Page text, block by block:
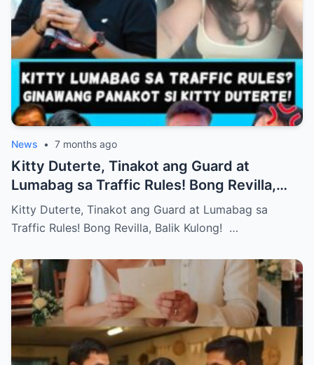
News • 7 months ago
Kitty Duterte, Tinakot ang Guard at
Lumabag sa Traffic Rules! Bong Revilla,
Balik Kulong!
Kitty Duterte, Tinakot ang Guard at Lumabag sa
Traffic Rules! Bong Revilla, Balik Kulong! …